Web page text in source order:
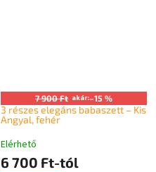
7 900 Ft akár:–15 %
3 részes elegáns babaszett – Kis
Angyal, fehér
Elérhető
6 700 Ft-tól